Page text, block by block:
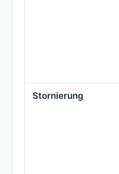
Stornierung